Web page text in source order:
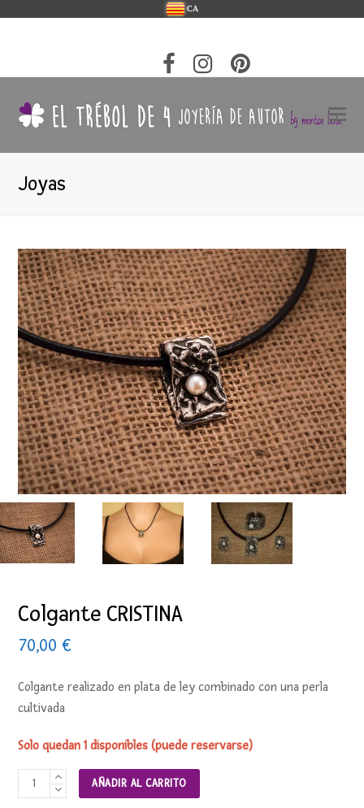
CA
Joyas
Colgante CRISTINA
70,00€
Colgante realizado en plata de ley combinado con una perla
cultivada
Solo quedan 1 disponibles (puede reservarse)
Colgante
CRISTINA
AÑADIR AL CARRITO